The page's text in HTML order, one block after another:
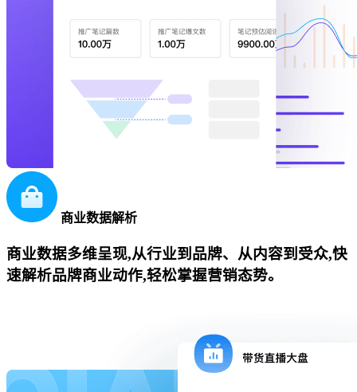
商业数据解析
商业数据多维呈现,从行业到品牌、从内容到受众,快
速解析品牌商业动作,轻松掌握营销态势。